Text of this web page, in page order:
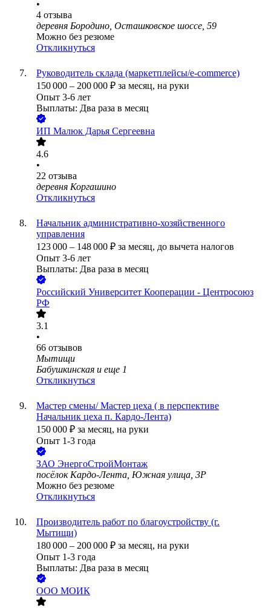
•
4 отзыва
деревня Бородино, Осташковское шоссе, 59
Можно без резюме
Откликнуться
Руководитель склада (маркетплейсы/e-commerce)
150 000 – 200 000 ₽ за месяц, на руки
Опыт 3-6 лет
Выплаты: Два раза в месяц
ИП Малюк Дарья Сергеевна
4.6
•
22 отзыва
деревня Коргашино
Откликнуться
Начальник административно-хозяйственного
управления
123 000 – 148 000 ₽ за месяц, до вычета налогов
Опыт 3-6 лет
Выплаты: Два раза в месяц
Российский Университет Кооперации - Центросоюз
РФ
3.1
•
66 отзывов
Мытищи
Бабушкинская и еще 1
Откликнуться
Мастер смены/ Мастер цеха ( в перспективе
Начальник цеха п. Кардо-Лента)
150 000 ₽ за месяц, на руки
Опыт 1-3 года
ЗАО ЭнергоСтройМонтаж
посёлок Кардо-Лента, Южная улица, 3Р
Можно без резюме
Откликнуться
Производитель работ по благоустройству (г.
Мытищи)
180 000 – 200 000 ₽ за месяц, на руки
Опыт 1-3 года
Выплаты: Два раза в месяц
ООО МОИК